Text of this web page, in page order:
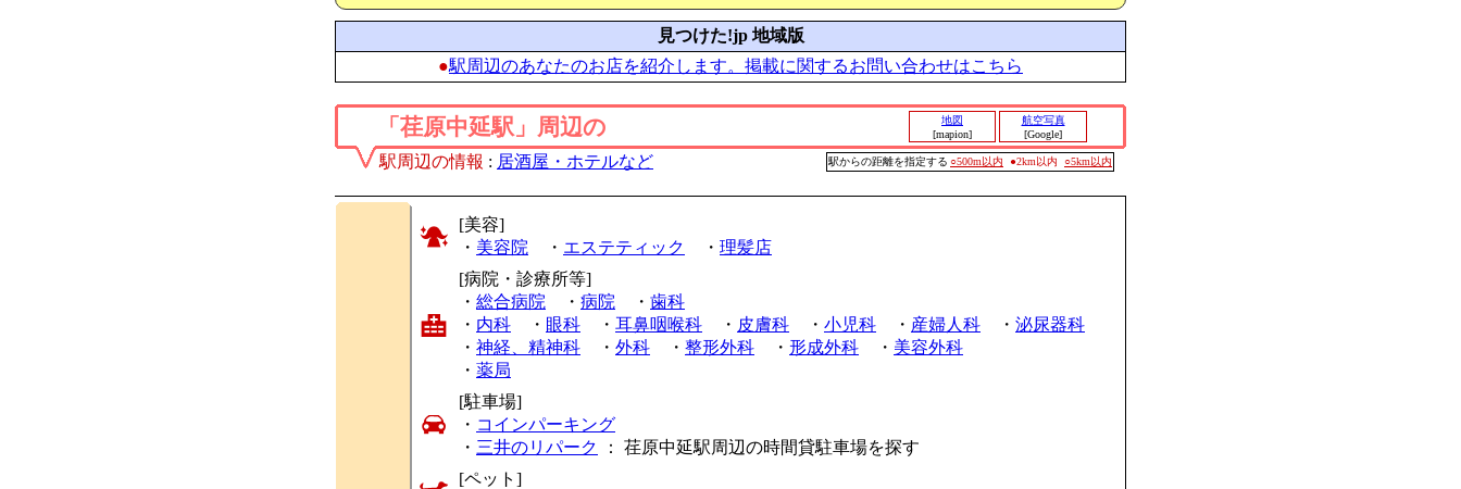
見つけた!jp 地域版
●駅周辺のあなたのお店を紹介します。掲載に関するお問い合わせはこちら
「荏原中延駅」周辺の
地図
[mapion]
航空写真
[Google]
駅周辺の情報 : 居酒屋・ホテルなど 駅からの距離を指定する ○500m以内 ●2km以内 ○5km以内
[美容]
・ 美容院 ・ エステティック ・ 理髪店
[病院・診療所等]
・ 総合病院 ・ 病院 ・ 歯科
・ 内科 ・ 眼科 ・ 耳鼻咽喉科 ・ 皮膚科 ・ 小児科 ・ 産婦人科 ・ 泌尿器科
・ 神経、精神科 ・ 外科 ・ 整形外科 ・ 形成外科 ・ 美容外科
・ 薬局
[駐車場]
・ コインパーキング
・ 三井のリパーク
： 荏原中延駅周辺の時間貸駐車場を探す
[ペット]